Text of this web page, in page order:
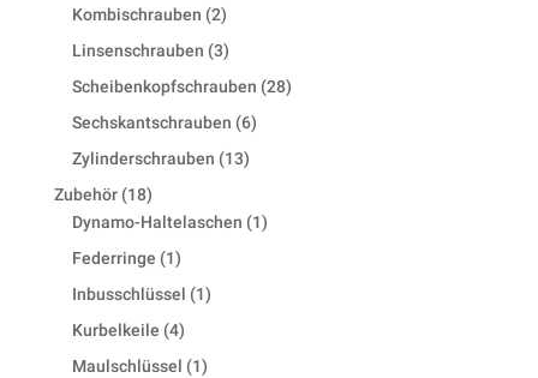
Kombischrauben 22
products
Linsenschrauben 33
products
Scheibenkopfschrauben 2828
Sechskantschrauben 66
Zylinderschrauben 1313
Zubehör 1818
products
Dynamo-Haltelaschen 11
Federringe 11
product
Inbusschlüssel 11
Kurbelkeile 44
products
Maulschlüssel 11